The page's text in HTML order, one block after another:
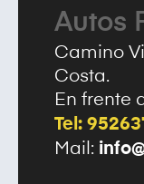
Autos
Camino
Costa.
En frente
Tel:
Mail: